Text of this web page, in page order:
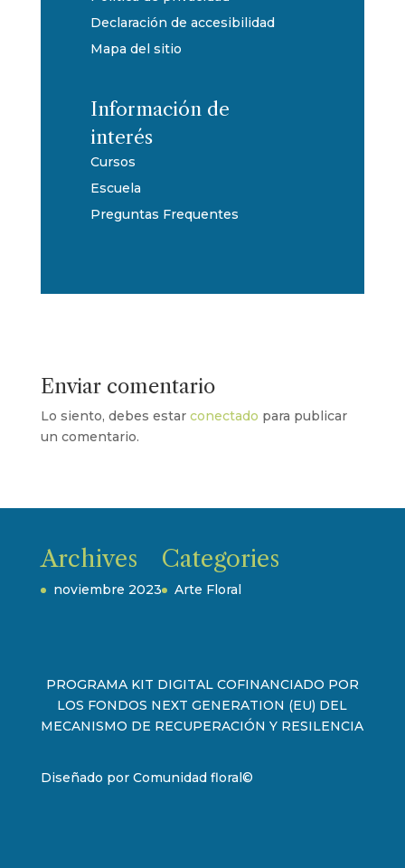
Declaración de accesibilidad
Mapa del sitio
Información de
interés
Cursos
Escuela
Preguntas Frequentes
Enviar comentario
Lo siento, debes estar conectado para publicar
un comentario.
Archives
noviembre 2023
Categories
Arte Floral
PROGRAMA KIT DIGITAL COFINANCIADO POR
LOS FONDOS NEXT GENERATION (EU) DEL
MECANISMO DE RECUPERACIÓN Y RESILENCIA
Diseñado por Comunidad floral©